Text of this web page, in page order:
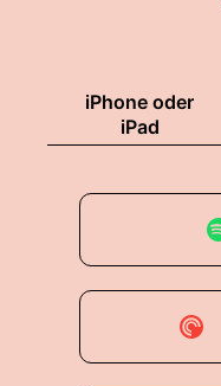
iPhone oder
iPad